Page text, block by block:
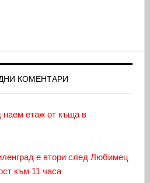
КОМЕНТАРИ
наем етаж от къща в
е втори след Любимец
към 11 часа